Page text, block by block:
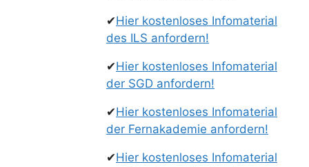
✔Hier kostenloses Infomaterial
des ILS anfordern!
✔Hier kostenloses Infomaterial
der SGD anfordern!
✔Hier kostenloses Infomaterial
der Fernakademie anfordern!
✔Hier kostenloses Infomaterial